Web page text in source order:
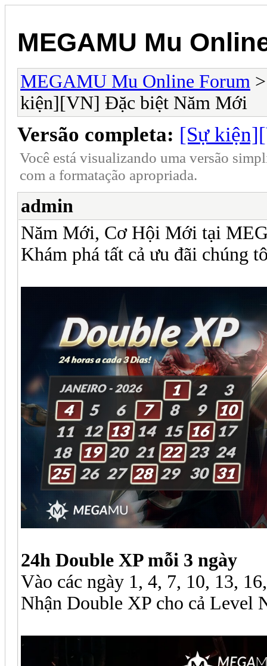
MEGAMU Mu
MEGAMU Mu Online Forum
kiện][VN] Đặc biệt Năm Mới
Versão completa: [Sự
Você está visualizando uma versão
com a formatação apropriada.
admin
Năm Mới, Cơ Hội Mới tại
Khám phá tất cả ưu đãi chúng
24h Double XP mỗi 3 ngày
Vào các ngày 1, 4, 7, 10, 13,
Nhận Double XP cho cả Level